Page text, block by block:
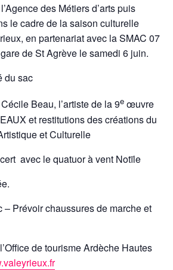
des Métiers d’arts puis
le cadre de la saison culturelle
en partenariat avec la SMAC 07
de St Agrève le samedi 6 juin.
du sac
Beau, l’artiste de la 9e œuvre
et restitutions des créations du
et Culturelle
avec le quatuor à vent Notïle
– Prévoir chaussures de marche et
de tourisme Ardèche Hautes